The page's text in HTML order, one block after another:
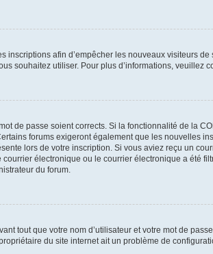
inscriptions afin d’empêcher les nouveaux visiteurs
souhaitez utiliser. Pour plus d’informations, veuillez
de passe soient corrects. Si la fonctionnalité de la
forums exigeront également que les nouvelles
lors de votre inscription. Si vous aviez reçu un
électronique ou le courrier électronique a été
du forum.
tout que votre nom d’utilisateur et votre mot de
du site internet ait un problème de